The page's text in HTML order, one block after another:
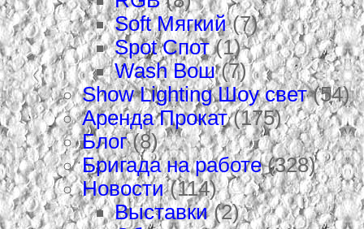
Soft Мягкий(7)
Spot Спот(1)
Wash Вош(7)
Show Lighting Шоу свет(54)
Аренда Прокат(175)
Блог(8)
Бригада на работе(328)
Новости(114)
Выставки(2)